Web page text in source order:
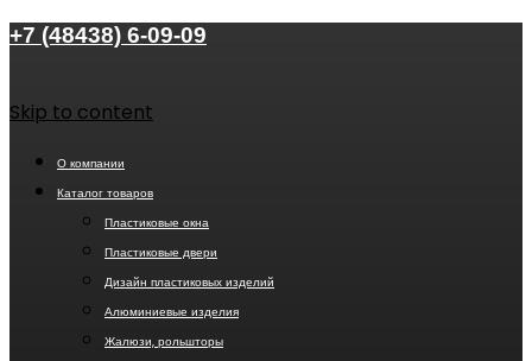
+7 (48438) 6-09-09
Skip to content
О компании
Каталог товаров
Пластиковые окна
Пластиковые двери
Дизайн пластиковых изделий
Алюминиевые изделия
Жалюзи, рольшторы